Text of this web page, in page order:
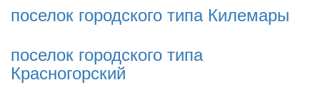
поселок городского типа Килемары
поселок городского типа
Красногорский